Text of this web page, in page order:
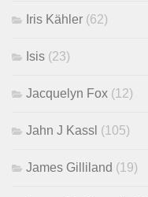
Iris Kähler (62)
Isis (23)
Jacquelyn Fox (12)
Jahn J Kassl (105)
James Gilliland (19)